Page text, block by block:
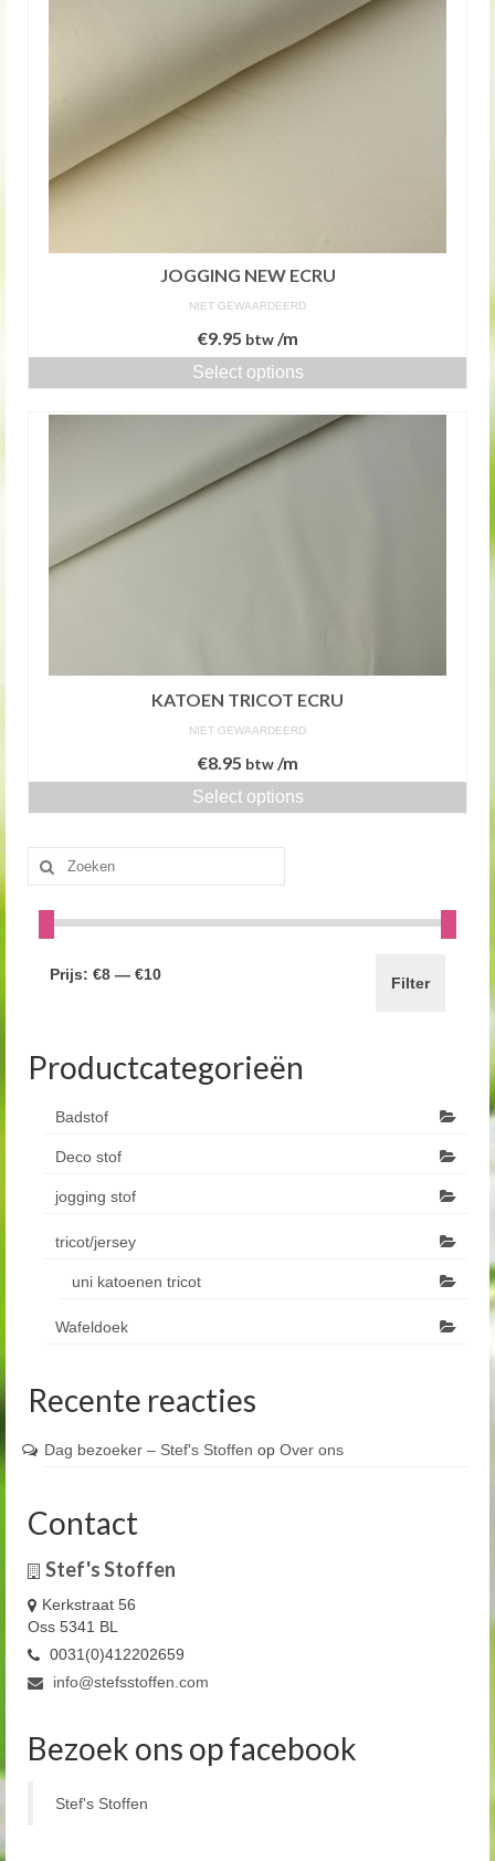
JOGGING NEW ECRU
NIET GEWAARDEERD
€9.95 btw/m
Select options
KATOEN TRICOT ECRU
NIET GEWAARDEERD
€8.95 btw/m
Select options
Zoeken
naar:
Filter
Prijs: €8 — €10
Productcategorieën
Badstof
Deco stof
jogging stof
tricot/jersey
uni katoenen tricot
Wafeldoek
Recente reacties
Dag bezoeker – Stef's Stoffen op Over ons
Contact
Stef's Stoffen
Kerkstraat 56
Oss 5341 BL
0031(0)412202659
info@stefsstoffen.com
Bezoek ons op facebook
Stef's Stoffen